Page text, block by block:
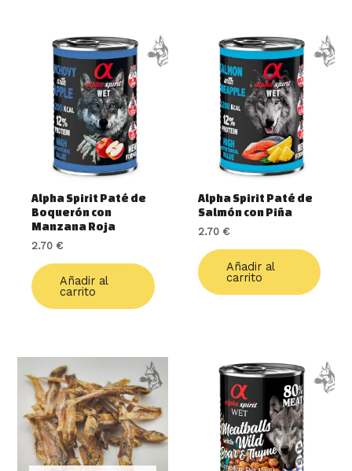
Alpha Spirit Paté de
Boquerón con
Manzana Roja
2.70 €
Añadir al
carrito
Alpha Spirit Paté de
Salmón con Piña
2.70 €
Añadir al
carrito